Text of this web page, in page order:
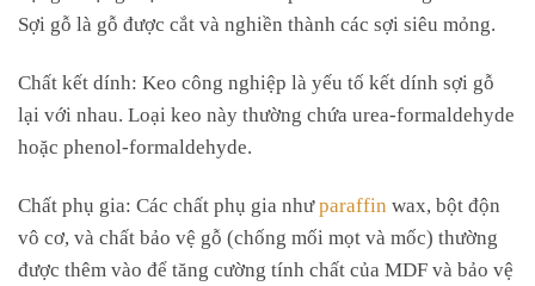
Sợi gỗ là gỗ được cắt và nghiền thành các sợi siêu mỏng.
Chất kết dính: Keo công nghiệp là yếu tố kết dính sợi gỗ
lại với nhau. Loại keo này thường chứa urea-formaldehyde
hoặc phenol-formaldehyde.
Chất phụ gia: Các chất phụ gia nhưparaffin wax, bột độn
vô cơ, và chất bảo vệ gỗ (chống mối mọt và mốc) thường
được thêm vào để tăng cường tính chất của MDF và bảo vệ